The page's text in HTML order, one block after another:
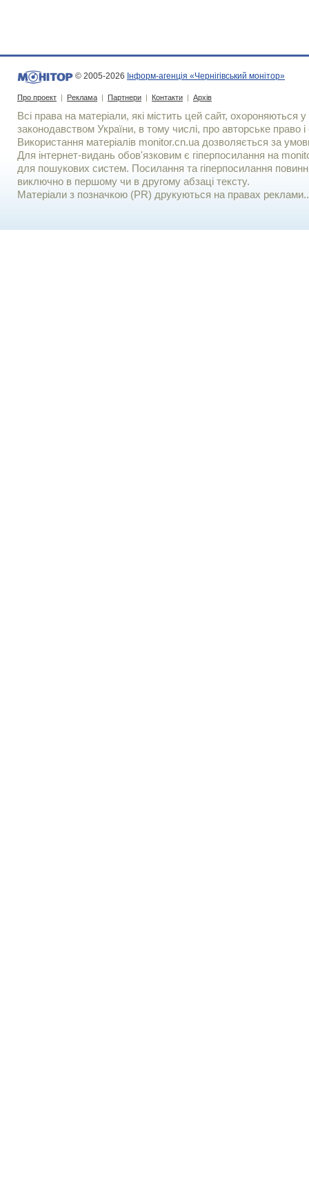
© 2005-2026 Інформ-агенція «Чернігівський монітор»
Про проект | Реклама | Партнери | Контакти | Архів
Всі права на матеріали, які містить цей сайт, охороняються у
законодавством України, в тому числі, про авторське право і
Використання матерiалiв monitor.cn.ua дозволяється за
Для iнтернет-видань обов'язковим є гiперпосилання на
для пошукових систем. Посилання та гіперпосилання
виключно в першому чи в другому абзаці тексту.
Матеріали з позначкою (PR) друкуються на правах реклами..